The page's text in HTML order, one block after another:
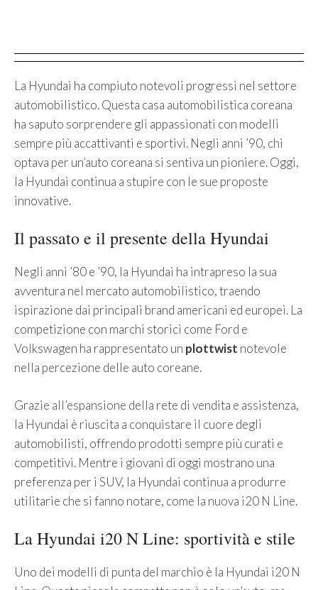
La Hyundai ha compiuto notevoli progressi nel settore
automobilistico. Questa casa automobilistica coreana
ha saputo sorprendere gli appassionati con modelli
sempre più accattivanti e sportivi. Negli anni ’90, chi
optava per un’auto coreana si sentiva un pioniere. Oggi,
la Hyundai continua a stupire con le sue proposte
innovative.
Il passato e il presente della Hyundai
Negli anni ’80 e ’90, la Hyundai ha intrapreso la sua
avventura nel mercato automobilistico, traendo
ispirazione dai principali brand americani ed europei. La
competizione con marchi storici come Ford e
Volkswagen ha rappresentato un plottwist notevole
nella percezione delle auto coreane.
Grazie all’espansione della rete di vendita e assistenza,
la Hyundai è riuscita a conquistare il cuore degli
automobilisti, offrendo prodotti sempre più curati e
competitivi. Mentre i giovani di oggi mostrano una
preferenza per i SUV, la Hyundai continua a produrre
utilitarie che si fanno notare, come la nuova i20 N Line.
La Hyundai i20 N Line: sportività e stile
Uno dei modelli di punta del marchio è la Hyundai i20 N